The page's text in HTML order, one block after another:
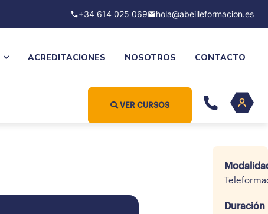
+34 614 025 069 hola@abeilleformacion.es
ACREDITACIONES NOSOTROS CONTACTO
VER CURSOS
Duración